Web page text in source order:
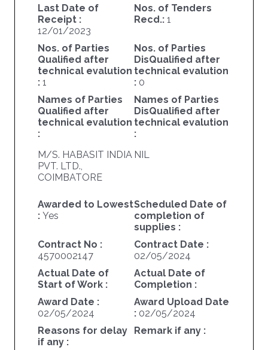
Last Date of
Receipt :
12/01/2023
Nos. of Tenders
Recd.: 1
Nos. of Parties
Qualified after
technical evalution
: 1
Nos. of Parties
DisQualified after
technical evalution
: 0
Names of Parties
Qualified after
technical evalution
:
M/S. HABASIT INDIA
PVT. LTD.,
COIMBATORE
Names of Parties
DisQualified after
technical evalution
:
NIL
Awarded to Lowest
: Yes
Scheduled Date of
completion of
supplies :
Contract No :
4570002147
Contract Date :
02/05/2024
Actual Date of
Start of Work :
Actual Date of
Completion :
Award Date :
02/05/2024
Award Upload Date
: 02/05/2024
Reasons for delay
if any :
Remark if any :